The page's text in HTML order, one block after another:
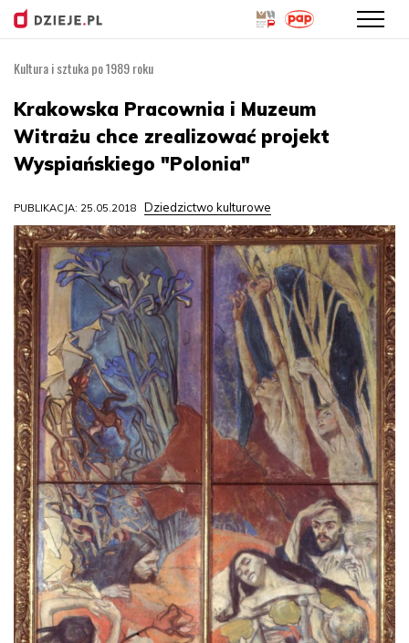
treści
Kultura i sztuka po 1989 roku
Krakowska Pracownia i Muzeum
Witrażu chce zrealizować projekt
Wyspiańskiego "Polonia"
PUBLIKACJA: 25.05.2018 Dziedzictwo kulturowe